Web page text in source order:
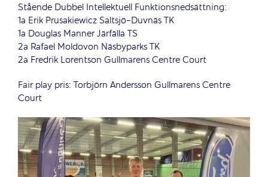
Stående Dubbel Intellektuell Funktionsnedsättning:
1a Erik Prusakiewicz Saltsjö-Duvnäs TK
1a Douglas Manner Järfälla TS
2a Rafael Moldovon Näsbyparks TK
2a Fredrik Lorentson Gullmarens Centre Court
Fair play pris: Torbjörn Andersson Gullmarens Centre
Court